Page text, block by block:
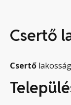
Csertő
Csertő